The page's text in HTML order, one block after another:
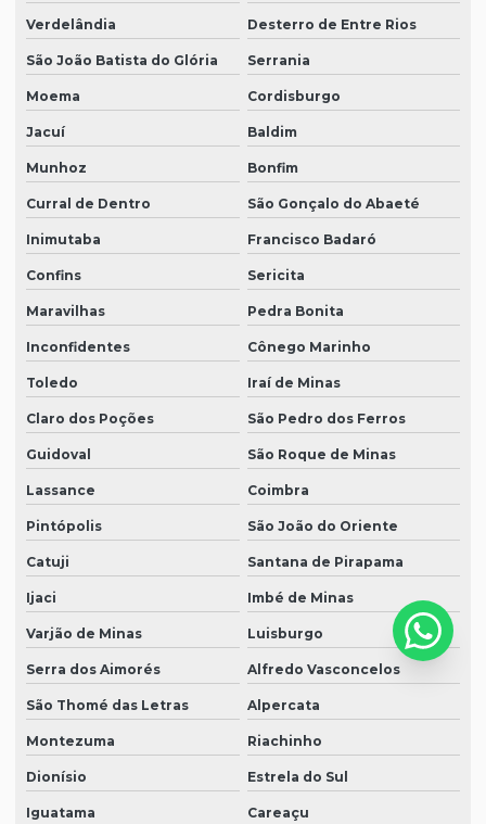
Verdelândia Desterro de Entre Rios
São João Batista do Glória Serrania
Moema Cordisburgo
Jacuí Baldim
Munhoz Bonfim
Curral de Dentro São Gonçalo do Abaeté
Inimutaba Francisco Badaró
Confins Sericita
Maravilhas Pedra Bonita
Inconfidentes Cônego Marinho
Toledo Iraí de Minas
Claro dos Poções São Pedro dos Ferros
Guidoval São Roque de Minas
Lassance Coimbra
Pintópolis São João do Oriente
Catuji Santana de Pirapama
Ijaci Imbé de Minas
Varjão de Minas Luisburgo
Serra dos Aimorés Alfredo Vasconcelos
São Thomé das Letras Alpercata
Montezuma Riachinho
Dionísio Estrela do Sul
Iguatama Careaçu